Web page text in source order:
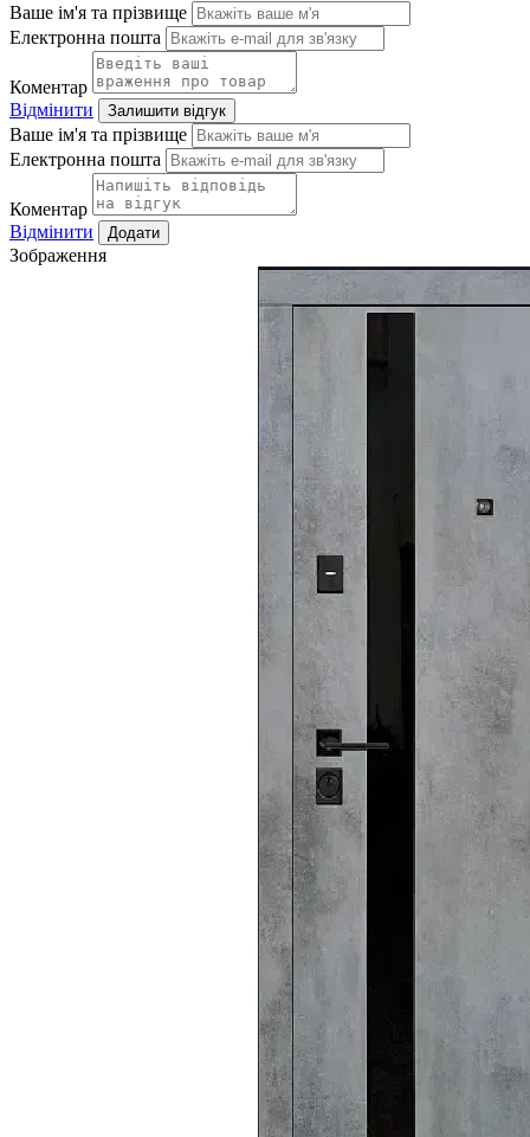
Ваше ім'я та прізвище
Електронна пошта
Коментар
Відмінити
Залишити відгук
Ваше ім'я та прізвище
Електронна пошта
Коментар
Відмінити
Додати
Зображення